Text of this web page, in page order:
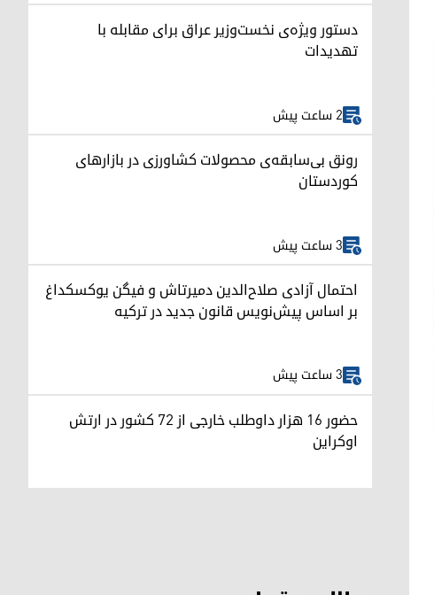
دستور ویژه‌ی نخست‌وزیر عراق برای مقابله با
تهدیدات
2 ساعت پیش
رونق بی‌سابقه‌ی محصولات کشاورزی در بازارهای
کوردستان
3 ساعت پیش
احتمال آزادی صلاح‌الدین دمیرتاش و فیگن یوکسکداغ
بر اساس پیش‌نویس قانون جدید در ترکیه
3 ساعت پیش
حضور ۱۶ هزار داوطلب خارجی از ۷۲ کشور در ارتش
اوکراین